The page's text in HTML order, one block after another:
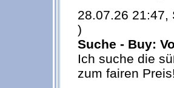
28.07.26 21:47,
)
Suche - Buy:
Ich suche die
zum fairen